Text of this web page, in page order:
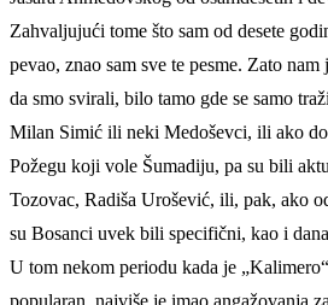
Zahvaljujući tome što sam od desete
pevao, znao sam sve te pesme. Zato
da smo svirali, bilo tamo gde se samo
Milan Simić ili neki Medoševci, ili ako
Požegu koji vole Šumadiju, pa su bili
Tozovac, Radiša Urošević, ili, pak, ako
su Bosanci uvek bili specifični, kao i
U tom nekom periodu kada je
popularan, najviše je imao angažovanja